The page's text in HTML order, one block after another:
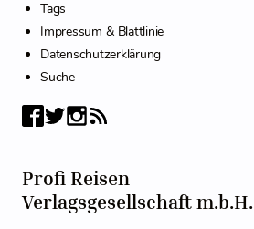
Tags
Impressum & Blattlinie
Datenschutzerklärung
Suche
Profi Reisen
Verlagsgesellschaft m.b.H.